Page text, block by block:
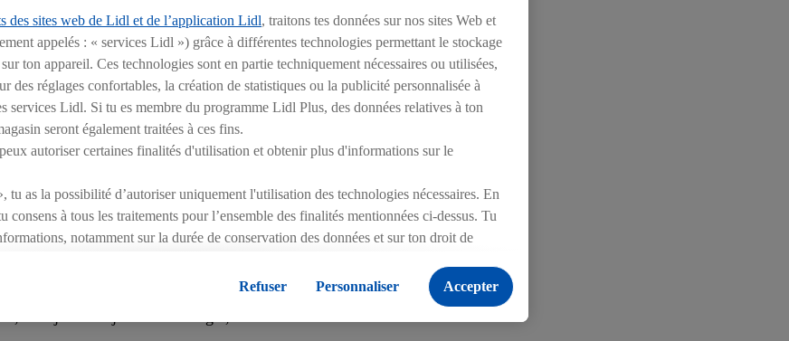
des sacs Lidl arborait cet automne les dessins gagnants. Lidl
un chèque d’un montant de CHF 50 000 à Katja Schönenberger, la
en Suisse, il est important pour nous de rendre quelque chose à la
de pouvoir contribuer avec ce don au soutien et à la promotion des
leurs œuvres. Parmi les plus de 160 dessins reçus, les 3 meilleurs
dans un format plus petit. Les dessins gagnants ont décoré les sacs
fait don de 1 franc par sac à provisions vendu. « Les enfants et les
deuxième année de pandémie et nous le ressentons chaque jour dans
de ce don généreux qui nous permettra d’aider des enfants et des
se réjouit Katja Schönenberger, la directrice de Pro Juventute Suisse.
des sites web de Lidl et de l’application Lidl, traitons tes données sur nos sites Web et
appelés : « services Lidl ») grâce à différentes technologies permettant le stockage
ton appareil. Ces technologies sont en partie techniquement nécessaires ou utilisées,
des réglages confortables, la création de statistiques ou la publicité personnalisée à
services Lidl. Si tu es membre du programme Lidl Plus, des données relatives à ton
seront également traitées à ces fins.
autoriser certaines finalités d'utilisation et obtenir plus d'informations sur le
tu as la possibilité d’autoriser uniquement l'utilisation des technologies nécessaires. En
consens à tous les traitements pour l’ensemble des finalités mentionnées ci-dessus. Tu
notamment sur la durée de conservation des données et sur ton droit de
Refuser Personnaliser Accepter